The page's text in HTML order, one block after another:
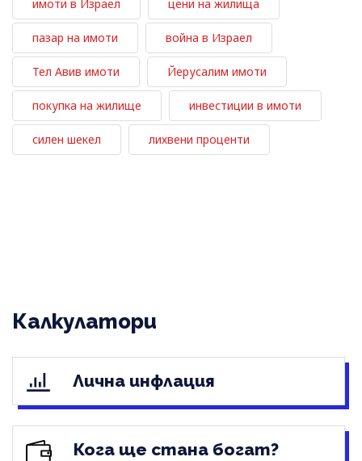
имоти в Израел цени на жилища
пазар на имоти война в Израел
Тел Авив имоти Йерусалим имоти
покупка на жилище инвестиции в имоти
силен шекел лихвени проценти
Калкулатори
Лична инфлация
Кога ще стана богат?